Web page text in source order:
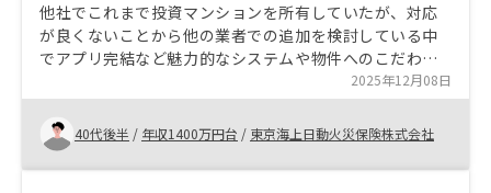
他社でこれまで投資マンションを所有していたが、対応
が良くないことから他の業者での追加を検討している中
でアプリ完結など魅力的なシステムや物件へのこだわり
など見受けられ購入に至った。 アポなど融通を聞いて頂
き、誰でも出来る事から忙しい中でも対応できスムーズ
な購入が行えました。 資料を事前にメールなどでいただ
ければ、質問など考える時間を持てた
2025年12月08日
40代後半 / 年収1400万円台 / 東京海上日動火災保険株式会社